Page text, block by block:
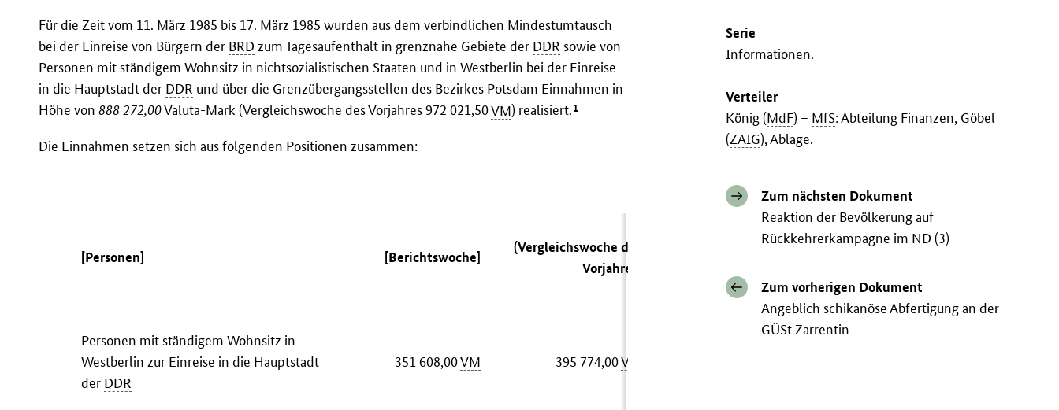
Serie
Informationen.
Verteiler
König (MdF) – MfS: Abteilung Finanzen, Göbel
(ZAIG), Ablage.
Zum nächsten Dokument
Reaktion der Bevölkerung auf
Rückkehrerkampagne im ND (3)
Zum vorherigen Dokument
Angeblich schikanöse Abfertigung an der
GÜSt Zarrentin
Für die Zeit vom 11. März 1985 bis 17. März 1985 wurden aus dem verbindlichen Mindestumtausch
bei der Einreise von Bürgern der BRD zum Tagesaufenthalt in grenznahe Gebiete der DDR sowie von
Personen mit ständigem Wohnsitz in nichtsozialistischen Staaten und in Westberlin bei der Einreise
in die Hauptstadt der DDR und über die Grenzübergangsstellen des Bezirkes Potsdam Einnahmen in
Höhe von888 272,00Valuta-Mark (Vergleichswoche des Vorjahres 972 021,50VM) realisiert.1
Die Einnahmen setzen sich aus folgenden Positionen zusammen:
[Personen] [Berichtswoche]
(Vergleichswoche des
Vorjahres)
Personen mit ständigem Wohnsitz in
Westberlin zur Einreise in die Hauptstadt
der DDR
351 608,00VM 395 774,00VM